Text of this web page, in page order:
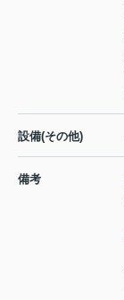
設備(その他)
備考